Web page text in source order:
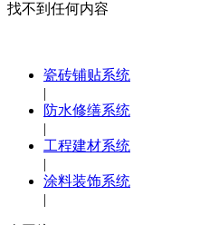
找不到任何内容
瓷砖铺贴系统
|
防水修缮系统
|
工程建材系统
|
涂料装饰系统
|